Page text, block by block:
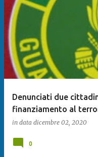
Denunciati due
finanziamento al
in data dicembre 02, 2020
0